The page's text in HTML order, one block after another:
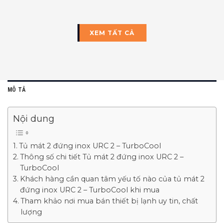
XEM TẤT CẢ
MÔ TẢ
Nội dung
Tủ mát 2 đứng inox URC 2 – TurboCool
Thông số chi tiết Tủ mát 2 đứng inox URC 2 –
TurboCool
Khách hàng cần quan tâm yếu tố nào của tủ mát 2
đứng inox URC 2 – TurboCool khi mua
Tham khảo nơi mua bán thiết bị lạnh uy tin, chất
lượng